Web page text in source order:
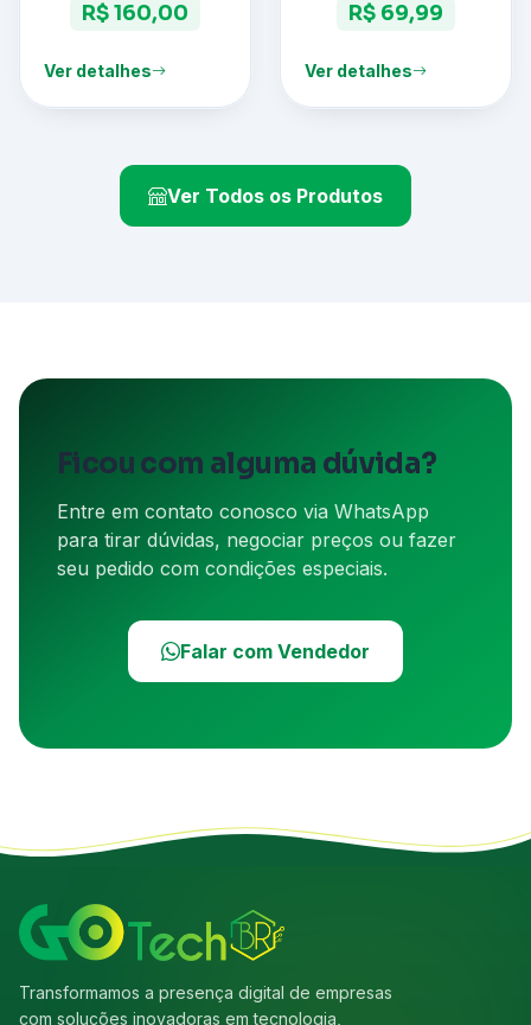
R$ 160,00
Ver detalhes
R$ 69,99
Ver detalhes
Ver Todos os Produtos
Ficou com alguma dúvida?
Entre em contato conosco via WhatsApp
para tirar dúvidas, negociar preços ou fazer
seu pedido com condições especiais.
Falar com Vendedor
Transformamos a presença digital de empresas
com soluções inovadoras em tecnologia,